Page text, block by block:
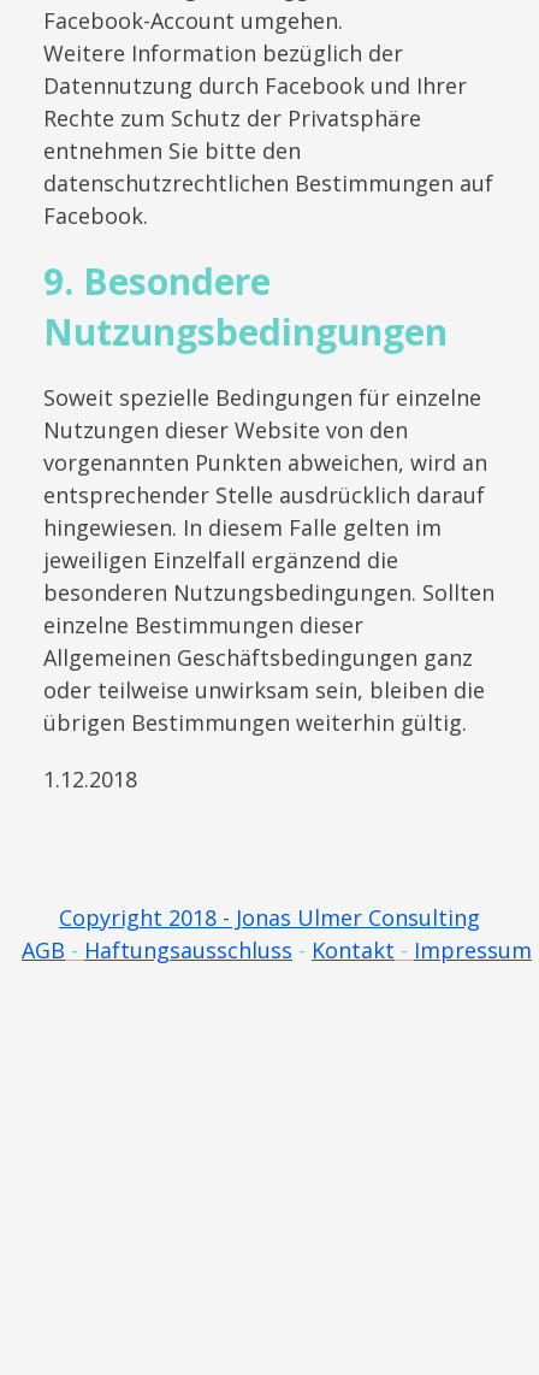
Facebook-Account umgehen.
Weitere Information bezüglich der
Datennutzung durch Facebook und Ihrer
Rechte zum Schutz der Privatsphäre
entnehmen Sie bitte den
datenschutzrechtlichen Bestimmungen auf
Facebook.
9. Besondere
Nutzungsbedingungen
Soweit spezielle Bedingungen für einzelne
Nutzungen dieser Website von den
vorgenannten Punkten abweichen, wird an
entsprechender Stelle ausdrücklich darauf
hingewiesen. In diesem Falle gelten im
jeweiligen Einzelfall ergänzend die
besonderen Nutzungsbedingungen. Sollten
einzelne Bestimmungen dieser
Allgemeinen Geschäftsbedingungen ganz
oder teilweise unwirksam sein, bleiben die
übrigen Bestimmungen weiterhin gültig.
1.12.2018
Copyright 2018 - Jonas Ulmer Consulting
AGB - Haftungsausschluss - Kontakt - Impressum